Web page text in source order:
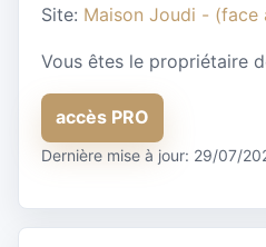
Site: Maison Joudi - (face
Vous êtes le propriétaire
accès PRO
Dernière mise à jour: 29/07/